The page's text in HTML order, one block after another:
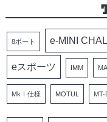
8ポート e-MINI
eスポーツ IMM
MkⅠ仕様 MOTUL MT-